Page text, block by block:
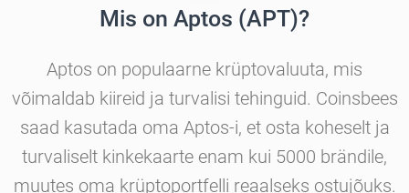
Mis on Aptos (APT)?
Aptos on populaarne krüptovaluuta, mis
võimaldab kiireid ja turvalisi tehinguid. Coinsbees
saad kasutada oma Aptos-i, et osta koheselt ja
turvaliselt kinkekaarte enam kui 5000 brändile,
muutes oma krüptoportfelli reaalseks ostujõuks.